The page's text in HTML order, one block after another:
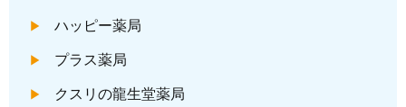
ハッピー薬局
プラス薬局
クスリの龍生堂薬局